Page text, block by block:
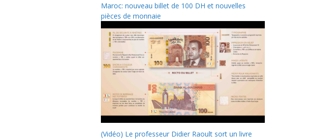
Maroc: nouveau billet de 100 DH et nouvelles
pièces de monnaie
(Vidéo) Le professeur Didier Raoult sort un livre